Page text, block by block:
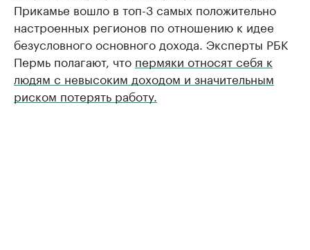
Прикамье вошло в топ-3 самых положительно
настроенных регионов по отношению к идее
безусловного основного дохода. Эксперты РБК
Пермь полагают, что пермяки относят себя к
людям с невысоким доходом и значительным
риском потерять работу.